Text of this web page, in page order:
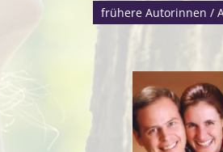
frühere Autorinnen /